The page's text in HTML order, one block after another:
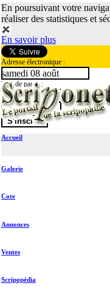
En poursuivant votre
réaliser des statistiques et
En savoir plus
Adresse électronique :
Mot de passe :
samedi 08 août
Accueil
Galerie
Cote
Annonces
Ventes
Scripopédia